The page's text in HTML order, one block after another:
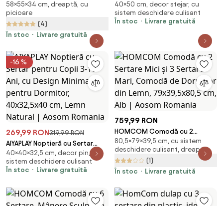
lenjerii, 55x34x58 cm, alb |
Aosom Romania
58×55×34 cm, dreaptă, cu
picioare
(4)
În stoc
Livrare gratuită
40x50 | Aosom Romania
40×50 cm, decor stejar, cu
sistem deschidere culisant
În stoc
Livrare gratuită
-16 %
269,99 RON319,99 RON
AIYAPLAY Noptieră cu Sertar
pentru Copii 3-10 Ani, cu Design
Minimalist pentru Dormitor,
40x32,5x40 cm, Lemn Natural |
40×40×32,5 cm, decor pin, cu
sistem deschidere culisant
În stoc
Livrare gratuită
759,99 RON
HOMCOM Comodă cu 2
Sertare Mici și 3 Sertare Mari,
Comodă de Dormitor din Lemn,
79x39,5x80,5 cm, Alb | Aosom
Romania
80,5×79×39,5 cm, cu sistem
deschidere culisant, dreaptă
(1)
În stoc
Livrare gratuită